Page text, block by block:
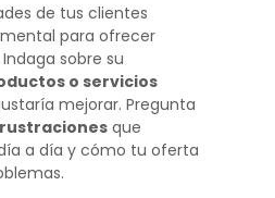
de tus clientes
para ofrecer
sobre su
o servicios
mejorar. Pregunta
que
a día y cómo tu oferta